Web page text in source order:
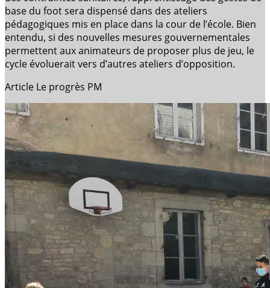
base du foot sera dispensé dans des ateliers
pédagogiques mis en place dans la cour de l’école. Bien
entendu, si des nouvelles mesures gouvernementales
permettent aux animateurs de proposer plus de jeu, le
cycle évoluerait vers d’autres ateliers d’opposition.
Article Le progrès PM